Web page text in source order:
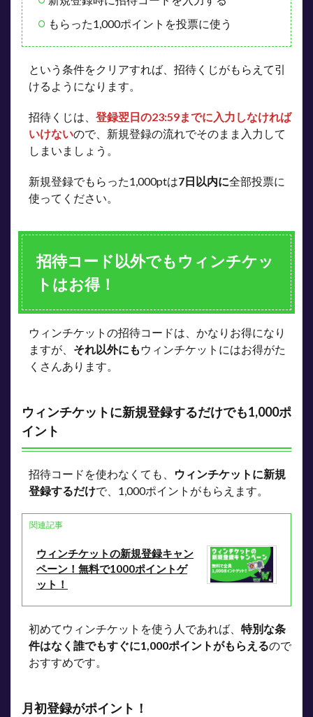
もらった1,000ポイントを投票に使う
という条件をクリアすれば、招待くじがもらえて引
けるようになります。
招待くじは、 登録翌日の23:59までに入力しなければ
いけないので、新規登録の流れでそのまま入力して
しまいましょう。
新規登録でもらった1,000ptは7日以内に全部投票に
使ってください。
招待コード以外でもウィンチケッ
トはお得！
ウィンチケットの招待コードは、かなりお得になり
ますが、 それ以外にも ウィンチケットにはお得がた
くさんあります。
ウィンチケットに新規登録するだけでも1,000ポ
イント
招待コードを使わなくても、
ウィンチケットに新規
登録するだけで、1,000ポイントがもらえます。
関連記事
ウィンチケットの新規登録キャン
ペーン！無料で1000ポイントゲ
ット！
初めてウィンチケットを使う人であれば、 特別な条
件はなく誰でもすぐに1,000ポイントがもらえるので
おすすめです。
月初登録がポイント！